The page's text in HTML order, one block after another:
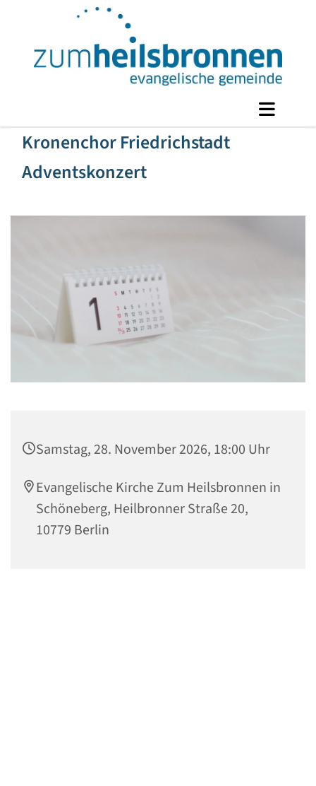
Kronenchor Friedrichstadt
Adventskonzert
Samstag, 28. November 2026, 18:00 Uhr
Evangelische Kirche Zum Heilsbronnen in
Schöneberg, Heilbronner Straße 20,
10779 Berlin